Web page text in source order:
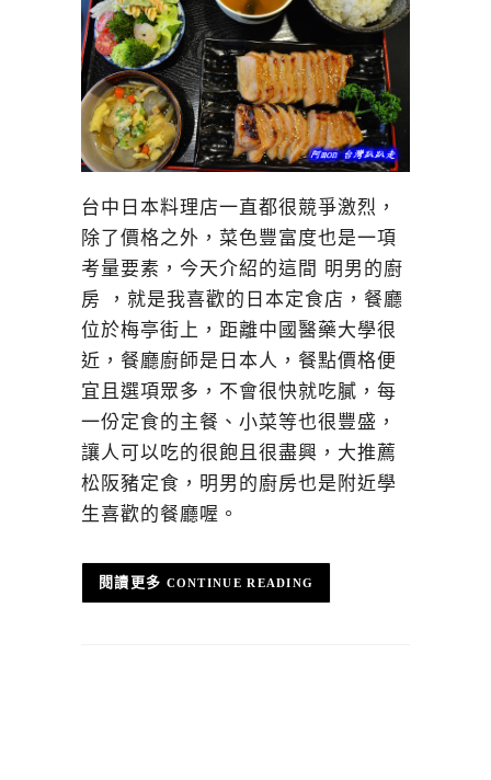
台中日本料理店一直都很競爭激烈，
除了價格之外，菜色豐富度也是一項
考量要素，今天介紹的這間 明男的廚
房 ，就是我喜歡的日本定食店，餐廳
位於梅亭街上，距離中國醫藥大學很
近，餐廳廚師是日本人，餐點價格便
宜且選項眾多，不會很快就吃膩，每
一份定食的主餐、小菜等也很豐盛，
讓人可以吃的很飽且很盡興，大推薦
松阪豬定食，明男的廚房也是附近學
生喜歡的餐廳喔。
CONTINUE READING